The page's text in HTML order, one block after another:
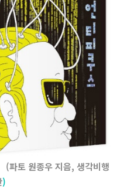
(파토 원종우 지음, 생각비행
)